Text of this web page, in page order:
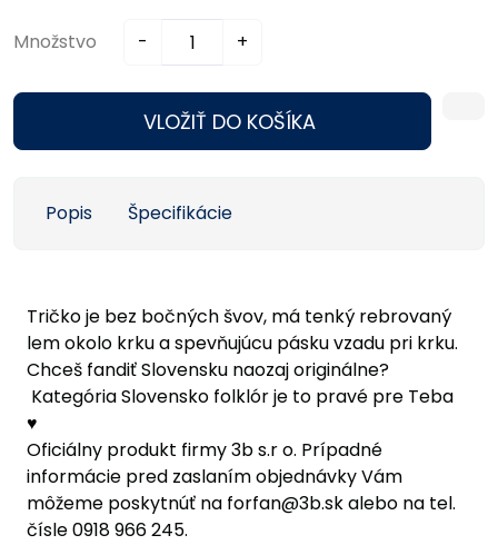
Množstvo - +
VLOŽIŤ DO KOŠÍKA
Popis Špecifikácie
Tričko je bez bočných švov, má tenký rebrovaný
lem okolo krku a spevňujúcu pásku vzadu pri krku.
Chceš fandiť Slovensku naozaj originálne?
Kategória Slovensko folklór je to pravé pre Teba
♥
Oficiálny produkt firmy 3b s.r o. Prípadné
informácie pred zaslaním objednávky Vám
môžeme poskytnúť na forfan@3b.sk alebo na tel.
čísle 0918 966 245.